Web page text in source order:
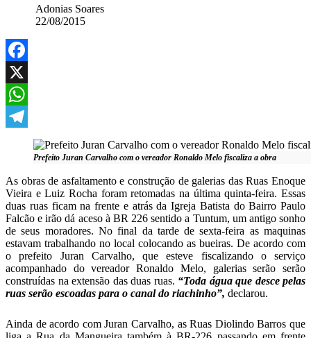
Adonias Soares
22/08/2015
Facebook
X
WhatsApp
Telegram
Prefeito Juran Carvalho com o vereador Ronaldo Melo fiscaliza a obra
As obras de asfaltamento e construção de galerias das Ruas Enoque
Vieira e Luiz Rocha foram retomadas na última quinta-feira. Essas
duas ruas ficam na frente e atrás da Igreja Batista do Bairro Paulo
Falcão e irão dá aceso à BR 226 sentido a Tuntum, um antigo sonho
de seus moradores. No final da tarde de sexta-feira as maquinas
estavam trabalhando no local colocando as bueiras. De acordo com
o prefeito Juran Carvalho, que esteve fiscalizando o serviço
acompanhado do vereador Ronaldo Melo, galerias serão serão
construídas na extensão das duas ruas. “Toda água que desce pelas
ruas serão escoadas para o canal do riachinho”, declarou.
Ainda de acordo com Juran Carvalho, as Ruas Diolindo Barros que